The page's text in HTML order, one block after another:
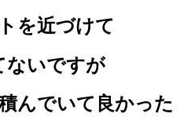
を近づけて
ないですが
んでいて良かった